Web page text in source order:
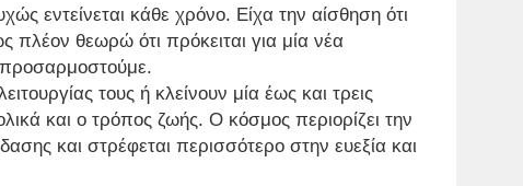
εντείνεται κάθε χρόνο. Είχα την αίσθηση ότι
θεωρώ ότι πρόκειται για μία νέα
προσαρμοστούμε.
τους ή κλείνουν μία έως και τρεις
και ο τρόπος ζωής. Ο κόσμος περιορίζει την
και στρέφεται περισσότερο στην ευεξία και